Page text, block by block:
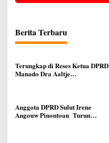
Berita Terbaru
Terungkap di Reses Ketua DPRD
Manado Dra Aaltje
Manado
Anggota DPRD Sulut Irene
Angouw Pinontoan Turun